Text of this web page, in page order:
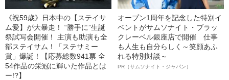
《祝59歳》日本中の【ステイサ
ム愛】が大暴走！ “勝手に”生誕
祭試写会開催！ 主演も助演も全
部ステイサム！「ステサミー
賞」爆誕！【応募総数941票 全
54作品の栄冠に輝いた作品とは
ー!?】
オープン1周年を記念した特別イ
ベントがサムソナイト・ブラッ
クレーベル銀座店で開催 仕事
も人生も自分らしく～笑顔あふ
れる特別対談～
PR（サムソナイト・ジャパン）